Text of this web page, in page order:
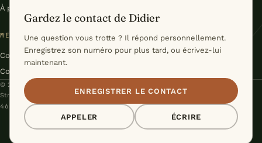
À propos
MENTIONS & CONDITIONS
Conditions générales
Confidentialité
© 2026 Didier Voelker – Nature Évasion · Le Levron, Valais, Suisse
Stratégie & Conception :Studio Cyril Biselx
46°06′N / 7°13′E · DU VAL DE BAGNES À LA LAPONIE
Gardez le contact de Didier
Une question vous trotte ? Il répond personnellement.
Enregistrez son numéro pour plus tard, ou écrivez-lui
maintenant.
ENREGISTRER LE CONTACT
APPELER ÉCRIRE